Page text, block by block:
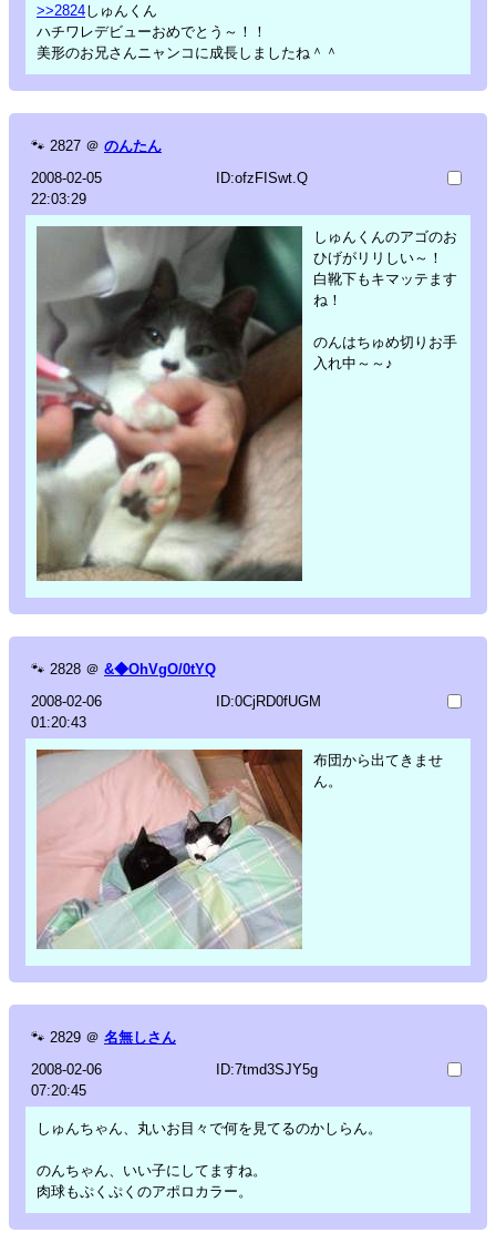
>>2824しゅんくん
ハチワレデビューおめでとう～！！
美形のお兄さんニャンコに成長しましたね＾＾
🐾 2827 ＠ のんたん
2008-02-05
22:03:29
ID:ofzFISwt.Q
しゅんくんのアゴのお
ひげがリリしい～！
白靴下もキマッテます
ね！
のんはちゅめ切りお手
入れ中～～♪
🐾 2828 ＠ &◆OhVgO/0tYQ
2008-02-06
01:20:43
ID:0CjRD0fUGM
布団から出てきませ
ん。
🐾 2829 ＠ 名無しさん
2008-02-06
07:20:45
ID:7tmd3SJY5g
しゅんちゃん、丸いお目々で何を見てるのかしらん。
のんちゃん、いい子にしてますね。
肉球もぷくぷくのアポロカラー。